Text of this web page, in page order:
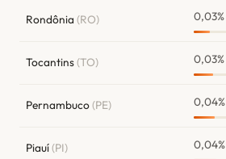
Rondônia (RO) 0,03%
Tocantins(TO) 0,03%
Pernambuco(PE) 0,04%
Piauí(PI) 0,04%